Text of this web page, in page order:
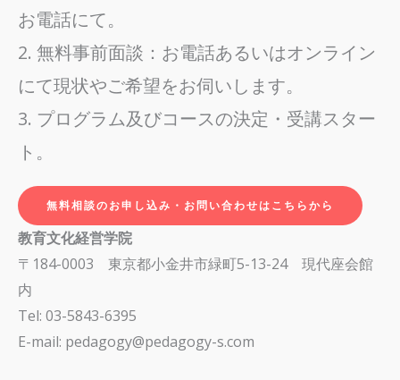
お電話にて。
2. 無料事前面談：お電話あるいはオンライン
にて現状やご希望をお伺いします。
3. プログラム及びコースの決定・受講スター
ト。
無料相談のお申し込み・お問い合わせはこちらから
教育文化経営学院
〒184-0003 東京都小金井市緑町5-13-24 現代座会館
内
Tel: 03-5843-6395
E-mail: pedagogy@pedagogy-s.com